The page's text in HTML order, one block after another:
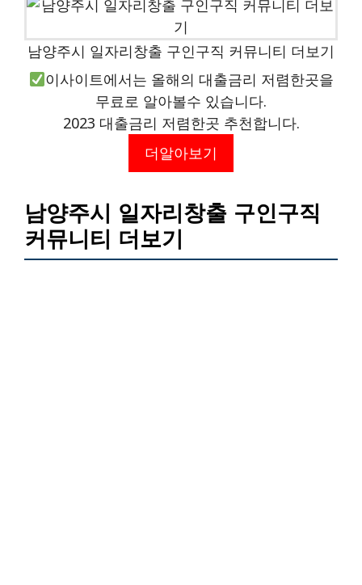
남양주시 일자리창출 구인구직 커뮤니티 더보기
이사이트에서는 올해의 대출금리 저렴한곳을
무료로 알아볼수 있습니다.
2023 대출금리 저렴한곳 추천합니다.
더알아보기
남양주시 일자리창출 구인구직
커뮤니티 더보기